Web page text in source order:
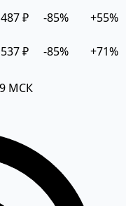
487 ₽ -85% +55%
537 ₽ -85% +71%
МСК